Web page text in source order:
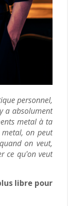
personnel,
a absolument
metal à ta
on peut
on veut,
ce qu'on veut
libre pour